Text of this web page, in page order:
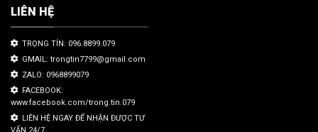
LIÊN HỆ
TRỌNG TÍN: 096.8899.079
GMAIL: trongtin7799@gmail.com
ZALO: 0968899079
FACEBOOK:
www.facebook.com/trong.tin.079
LIÊN HỆ NGAY ĐỂ NHẬN ĐƯỢC TƯ
VẤN 24/7.